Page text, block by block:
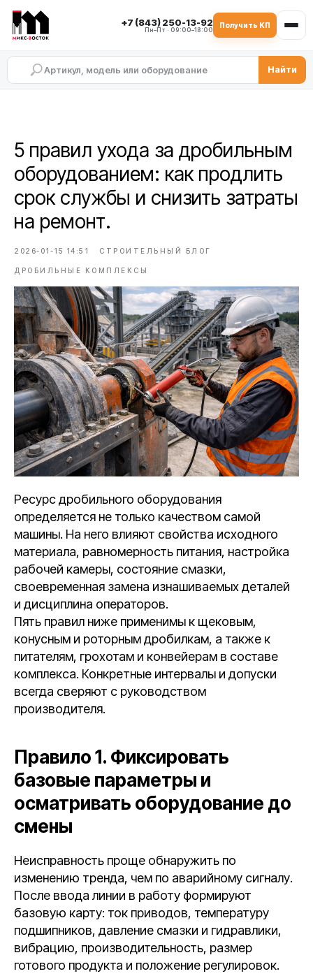
+7 (843) 250-13-92
Пн–Пт · 09:00–18:00
Получить КП
Найти
5 правил ухода за дробильным
оборудованием: как продлить
срок службы и снизить затраты
на ремонт.
2026-01-15 14:51 СТРОИТЕЛЬНЫЙ БЛОГ
ДРОБИЛЬНЫЕ КОМПЛЕКСЫ
Ресурс дробильного оборудования
определяется не только качеством самой
машины. На него влияют свойства исходного
материала, равномерность питания, настройка
рабочей камеры, состояние смазки,
своевременная замена изнашиваемых деталей
и дисциплина операторов.
Пять правил ниже применимы к щековым,
конусным и роторным дробилкам, а также к
питателям, грохотам и конвейерам в составе
комплекса. Конкретные интервалы и допуски
всегда сверяют с руководством
производителя.
Правило 1. Фиксировать
базовые параметры и
осматривать оборудование до
смены
Неисправность проще обнаружить по
изменению тренда, чем по аварийному сигналу.
После ввода линии в работу формируют
базовую карту: ток приводов, температуру
подшипников, давление смазки и гидравлики,
вибрацию, производительность, размер
готового продукта и положение регулировок.